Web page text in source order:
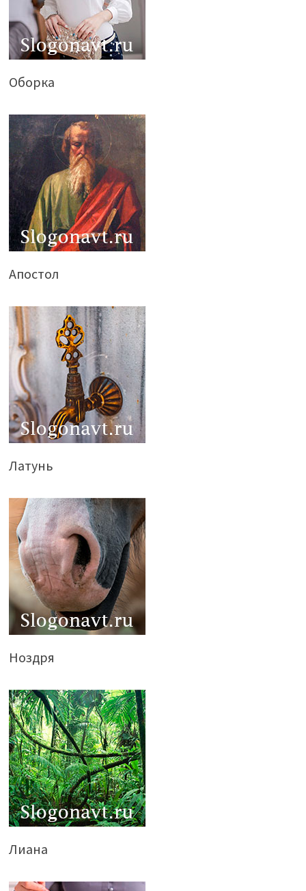
Оборка
Апостол
Латунь
Ноздря
Лиана